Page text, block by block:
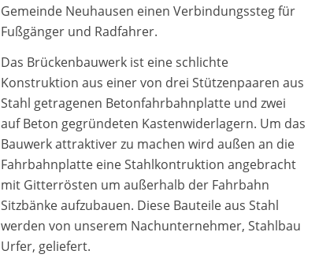
Gemeinde Neuhausen einen Verbindungssteg für
Fußgänger und Radfahrer.
Das Brückenbauwerk ist eine schlichte
Konstruktion aus einer von drei Stützenpaaren aus
Stahl getragenen Betonfahrbahnplatte und zwei
auf Beton gegründeten Kastenwiderlagern. Um das
Bauwerk attraktiver zu machen wird außen an die
Fahrbahnplatte eine Stahlkontruktion angebracht
mit Gitterrösten um außerhalb der Fahrbahn
Sitzbänke aufzubauen. Diese Bauteile aus Stahl
werden von unserem Nachunternehmer, Stahlbau
Urfer, geliefert.